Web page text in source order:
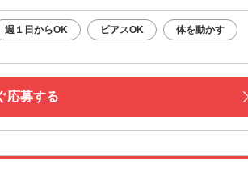
週１日からOK ピアスOK 体を動かす
応募する